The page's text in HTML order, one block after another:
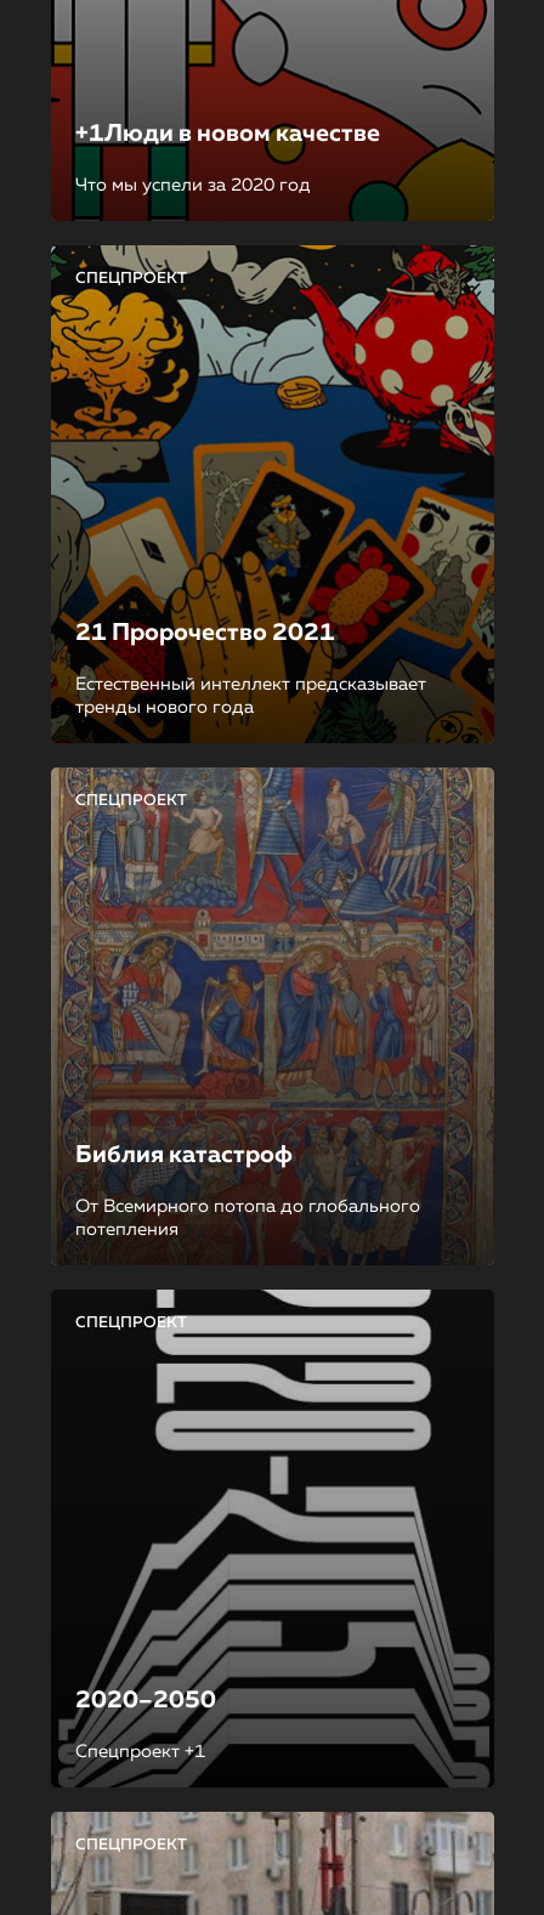
+1Люди в новом качестве
Что мы успели за 2020 год
СПЕЦПРОЕКТ
21 Пророчество 2021
Естественный интеллект предсказывает
тренды нового года
СПЕЦПРОЕКТ
Библия катастроф
От Всемирного потопа до глобального
потепления
СПЕЦПРОЕКТ
2020–2050
Спецпроект +1
СПЕЦПРОЕКТ